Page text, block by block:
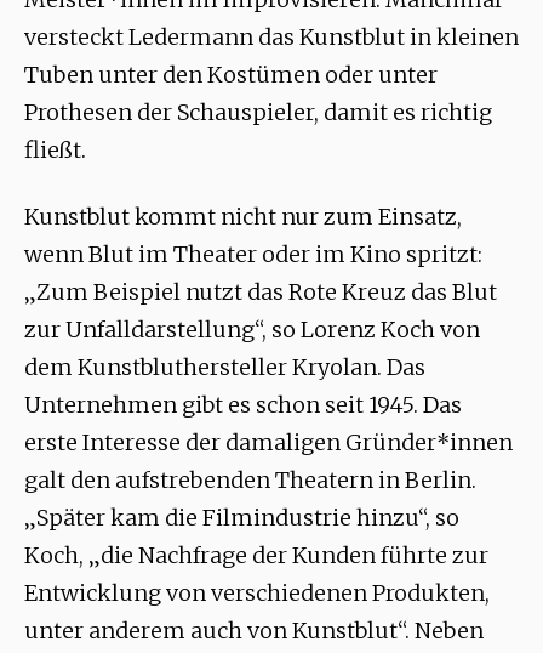
versteckt Ledermann das Kunstblut in kleinen
Tuben unter den Kostümen oder unter
Prothesen der Schauspieler, damit es richtig
fließt.
Kunstblut kommt nicht nur zum Einsatz,
wenn Blut im Theater oder im Kino spritzt:
„Zum Beispiel nutzt das Rote Kreuz das Blut
zur Unfalldarstellung“, so Lorenz Koch von
dem Kunstbluthersteller Kryolan. Das
Unternehmen gibt es schon seit 1945. Das
erste Interesse der damaligen Gründer*innen
galt den aufstrebenden Theatern in Berlin.
„Später kam die Filmindustrie hinzu“, so
Koch, „die Nachfrage der Kunden führte zur
Entwicklung von verschiedenen Produkten,
unter anderem auch von Kunstblut“. Neben